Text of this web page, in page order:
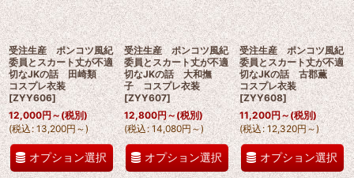
受注生産 ポンコツ風紀
委員とスカート丈が不適
切なJKの話 田崎類
コスプレ衣装
[ZYY606]
12,000円～(税別)
(税込: 13,200円～)
オプション選択
受注生産 ポンコツ風紀
委員とスカート丈が不適
切なJKの話 大和撫
子 コスプレ衣装
[ZYY607]
12,800円～(税別)
(税込: 14,080円～)
オプション選択
受注生産 ポンコツ風紀
委員とスカート丈が不適
切なJKの話 古郡薫
コスプレ衣装
[ZYY608]
11,200円～(税別)
(税込: 12,320円～)
オプション選択